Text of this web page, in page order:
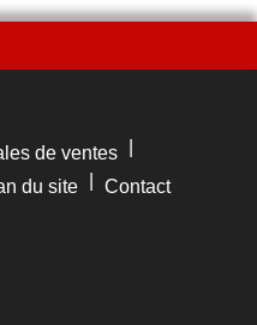
de ventes
du site Contact